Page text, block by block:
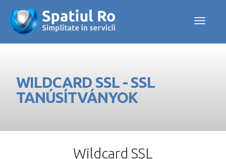
Toggle
WILDCARD SSL - SSL
TANÚSÍTVÁNYOK
Wildcard SSL